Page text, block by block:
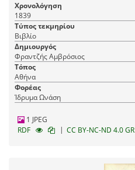
Χρονολόγηση
1839
Τύπος τεκμηρίου
Βιβλίο
Δημιουργός
Φραντζής Αμβρόσιος
Τόπος
Αθήνα
Φορέας
Ίδρυμα Ωνάση
1 JPEG
RDF
| CC BY-NC-ND 4.0 GR